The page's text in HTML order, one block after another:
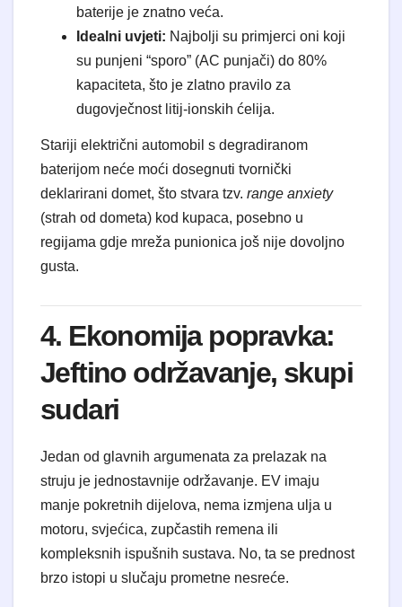
baterije je znatno veća.
Idealni uvjeti: Najbolji su primjerci oni koji
su punjeni “sporo” (AC punjači) do 80%
kapaciteta, što je zlatno pravilo za
dugovječnost litij-ionskih ćelija.
Stariji električni automobil s degradiranom
baterijom neće moći dosegnuti tvornički
deklarirani domet, što stvara tzv. range anxiety
(strah od dometa) kod kupaca, posebno u
regijama gdje mreža punionica još nije dovoljno
gusta.
4. Ekonomija popravka:
Jeftino održavanje, skupi
sudari
Jedan od glavnih argumenata za prelazak na
struju je jednostavnije održavanje. EV imaju
manje pokretnih dijelova, nema izmjena ulja u
motoru, svjećica, zupčastih remena ili
kompleksnih ispušnih sustava. No, ta se prednost
brzo istopi u slučaju prometne nesreće.